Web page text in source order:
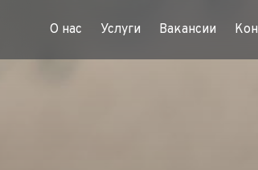
О нас Услуги Вакансии